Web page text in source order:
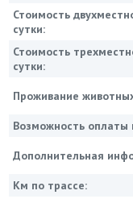
Стоимость
сутки:
Стоимость
сутки:
Проживание
Возможность оплаты
Дополнительная
Км по трассе: